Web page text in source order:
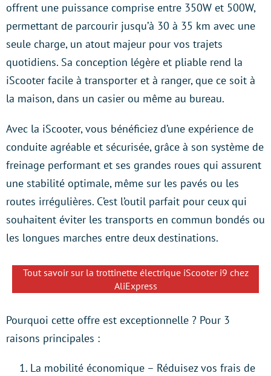
offrent une puissance comprise entre 350W et 500W,
permettant de parcourir jusqu’à 30 à 35 km avec une
seule charge, un atout majeur pour vos trajets
quotidiens. Sa conception légère et pliable rend la
iScooter facile à transporter et à ranger, que ce soit à
la maison, dans un casier ou même au bureau.
Avec la iScooter, vous bénéficiez d’une expérience de
conduite agréable et sécurisée, grâce à son système de
freinage performant et ses grandes roues qui assurent
une stabilité optimale, même sur les pavés ou les
routes irrégulières. C’est l’outil parfait pour ceux qui
souhaitent éviter les transports en commun bondés ou
les longues marches entre deux destinations.
Tout savoir sur la trottinette électrique iScooter i9 chez
AliExpress
Pourquoi cette offre est exceptionnelle ? Pour 3
raisons principales :
La mobilité économique – Réduisez vos frais de